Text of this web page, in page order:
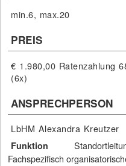
min.6, max.20
PREIS
€ 1.980,00 Ratenzahlung
(6x)
ANSPRECHPERSON
LbHM Alexandra Kreutzer
Funktion
Fachspezifisch